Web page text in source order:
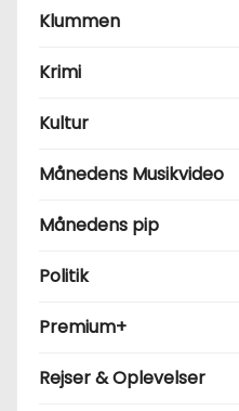
Klummen
Krimi
Kultur
Månedens Musikvideo
Månedens pip
Politik
Premium+
Rejser & Oplevelser